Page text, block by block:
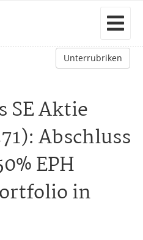
Unterrubriken
SE Aktie
Abschluss
EPH
in